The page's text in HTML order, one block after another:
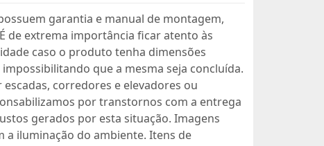
garantia e manual de montagem,
de extrema importância ficar atento às
caso o produto tenha dimensões
que a mesma seja concluída.
corredores e elevadores ou
por transtornos com a entrega
gerados por esta situação. Imagens
iluminação do ambiente. Itens de